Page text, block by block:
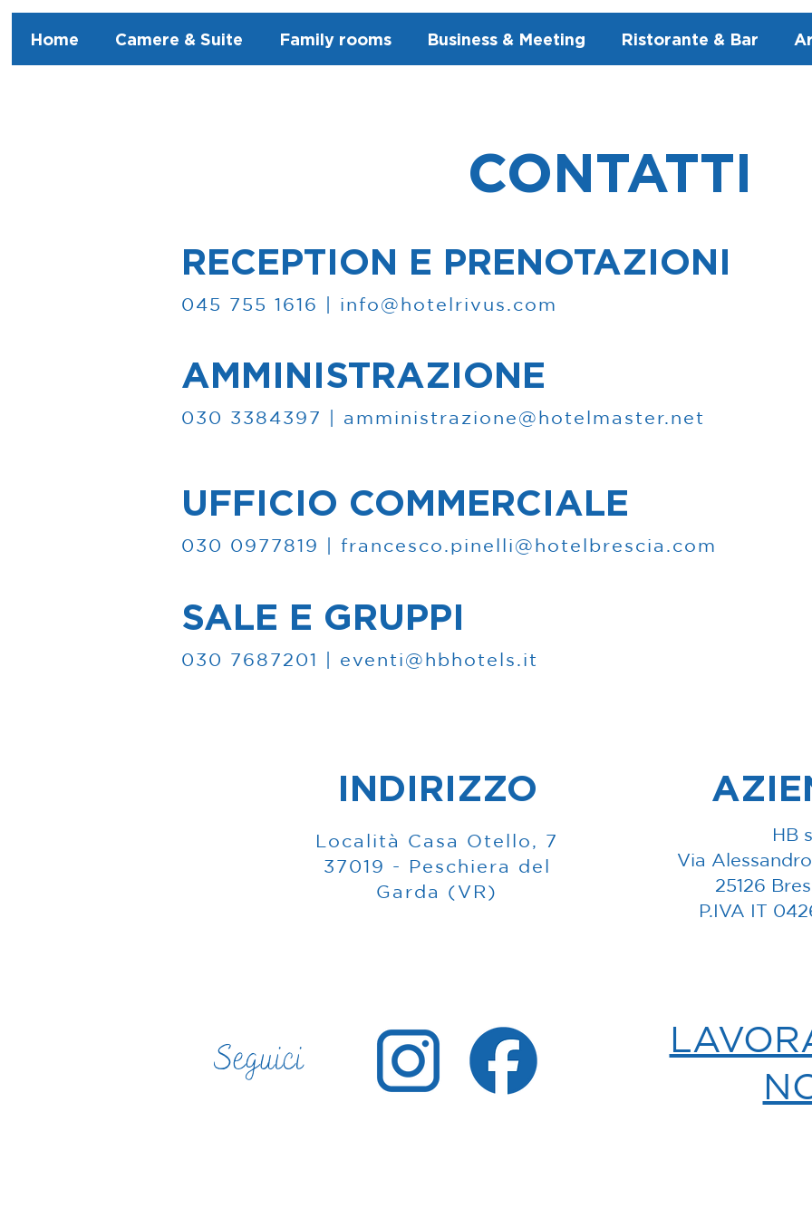
Home Camere & Suite Family rooms Business & Meeting Ristorante & Bar
CONTATTI
RECEPTION E PRENOTAZIONI
045 755 1616 | info@hotelrivus.com
AMMINISTRAZIONE
030 3384397 | ​ amministrazione@hotelmaster.net
UFFICIO COMMERCIALE
030 0977819 | ​ francesco.pinelli@hotelbrescia.com
SALE E GRUPPI
030 7687201 | ​ eventi@hbhotels.it
INDIRIZZO
Località Casa Otello, 7
37019 - Peschiera del
Garda (VR)
HB
Via
25126
P.IVA IT
Seguici